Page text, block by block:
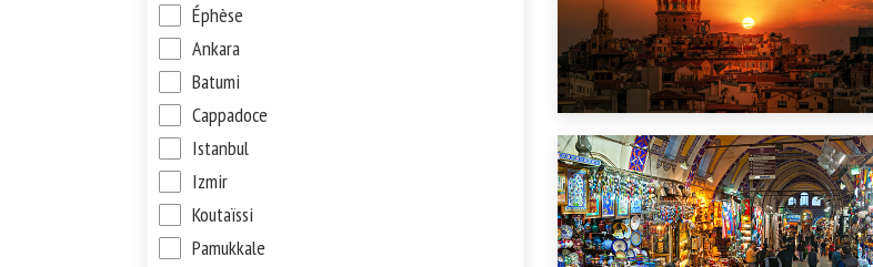
Éphèse
Ankara
Batumi
Cappadoce
Istanbul
Izmir
Koutaïssi
Pamukkale